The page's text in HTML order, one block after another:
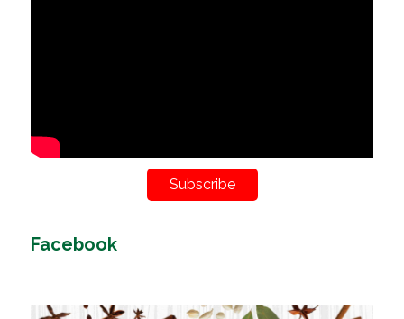
Subscribe
Facebook